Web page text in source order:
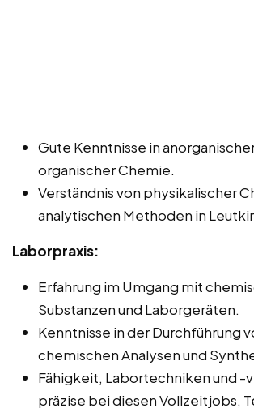
Gute Kenntnisse in
organischer Chemie.
Verständnis von physikalischer
analytischen Methoden in
Laborpraxis:
Erfahrung im Umgang mit
Substanzen und Laborgeräten.
Kenntnisse in der Durchführung
chemischen Analysen und
Fähigkeit, Labortechniken und -
präzise bei diesen Vollzeitjobs,